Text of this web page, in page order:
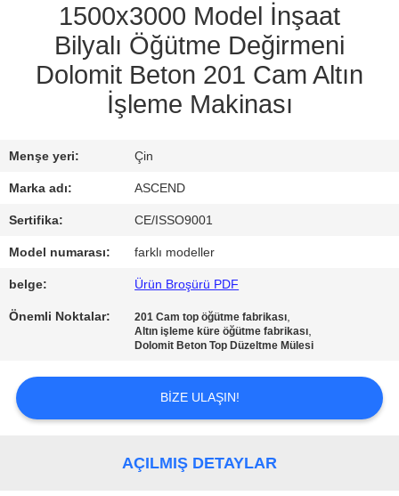
BIR
TEKLIF
SITE
HARITASI
1500x3000 Model İnşaat
Bilyalı Öğütme Değirmeni
Dolomit Beton 201 Cam Altın
İşleme Makinası
Menşe yeri: Çin
Marka adı: ASCEND
Sertifika: CE/ISSO9001
Model numarası: farklı modeller
belge: Ürün Broşürü PDF
Önemli Noktalar: 201 Cam top öğütme fabrikası,
Altın işleme küre öğütme fabrikası,
Dolomit Beton Top Düzeltme Mülesi
BIZE ULAŞIN!
AÇILMIŞ DETAYLAR